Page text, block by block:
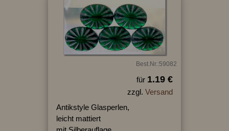
Best.Nr.:59082
für 1.19 €
zzgl. Versand
Antikstyle Glasperlen,
leicht mattiert